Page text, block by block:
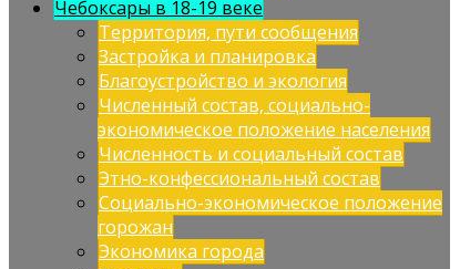
Чебоксары в 18-19 веке
Территория, пути сообщения
Застройка и планировка
Благоустройство и экология
Численный состав, социально-
экономическое положение населения
Численность и социальный состав
Этно-конфессиональный состав
Социально-экономическое положение
горожан
Экономика города